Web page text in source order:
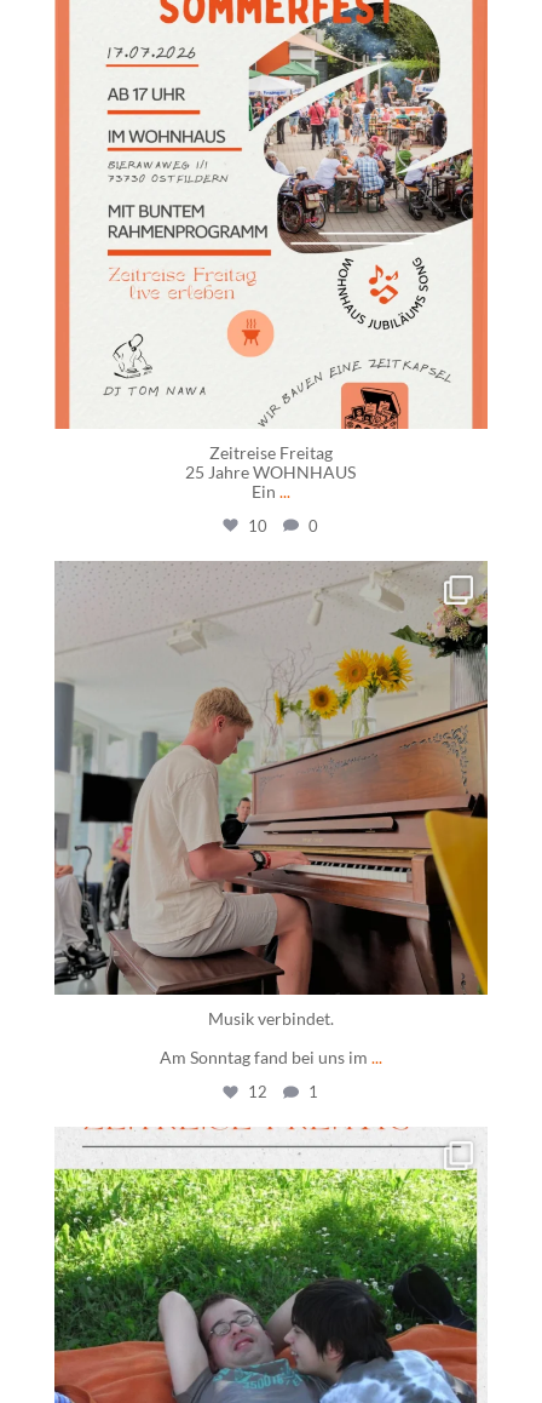
daswohnhausostfildern
Juli 17
Zeitreise Freitag
25 Jahre WOHNHAUS
Ein ...
10 0
daswohnhausostfildern
Juli 15
Musik verbindet.
Am Sonntag fand bei uns im ...
12 1
daswohnhausostfildern
Juli 10